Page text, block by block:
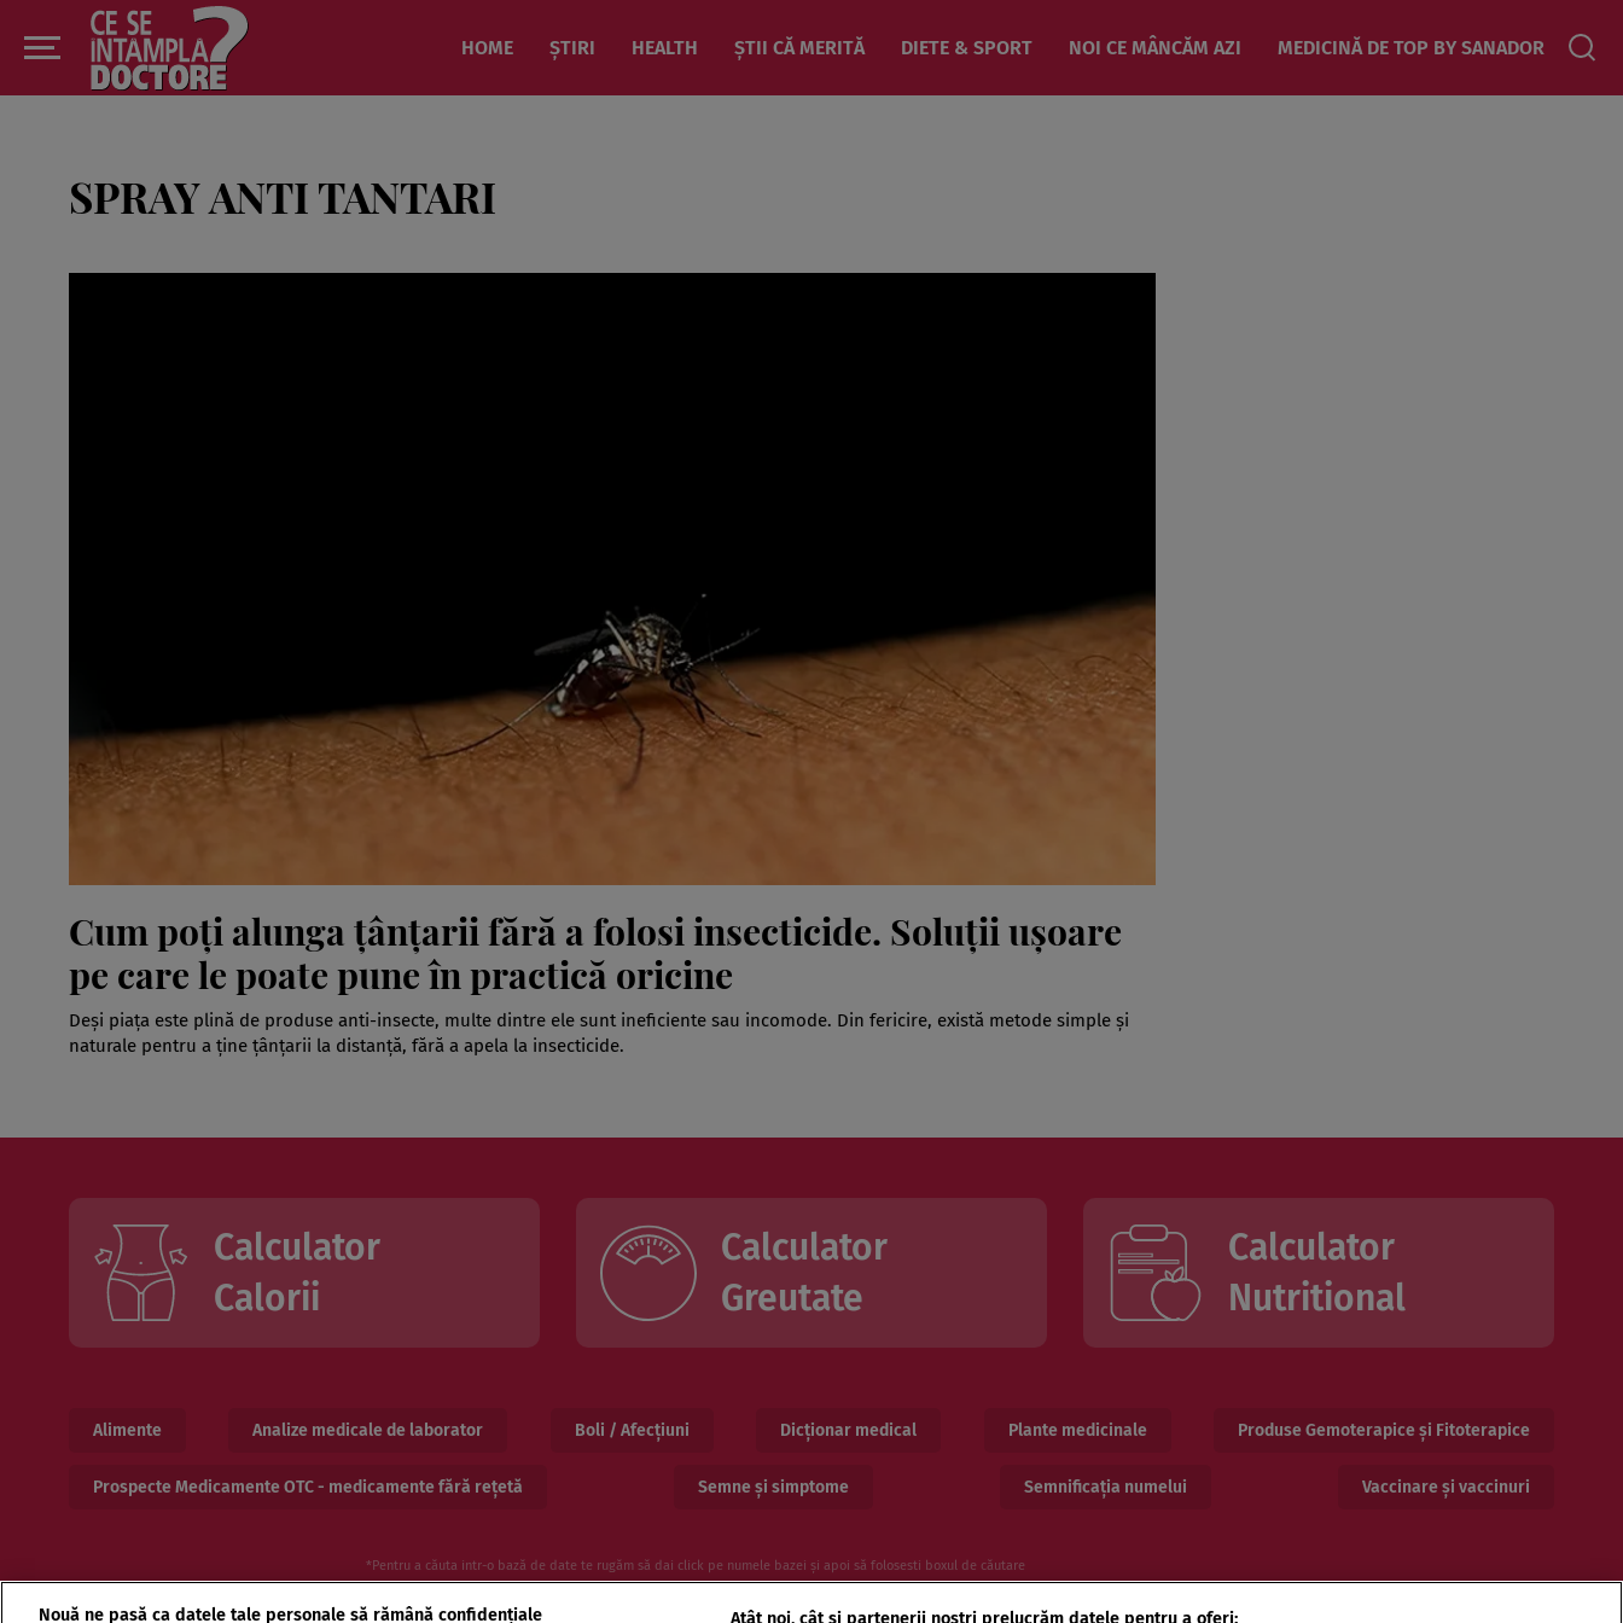
HOME ȘTIRI HEALTH ȘTII CĂ MERITĂ DIETE & SPORT NOI CE MÂNCĂM AZI MEDICINĂ DE TOP BY SANADOR
SPRAY ANTI TANTARI
Cum poți alunga țânțarii fără a folosi insecticide. Soluții ușoare
pe care le poate pune în practică oricine
Deși piața este plină de produse anti-insecte, multe dintre ele sunt ineficiente sau incomode. Din fericire, există metode simple și
naturale pentru a ține țânțarii la distanță, fără a apela la insecticide.
Calculator
Calorii
Calculator
Greutate
Calculator
Nutritional
Alimente Analize medicale de laborator Boli / Afecțiuni Dicționar medical Plante medicinale Produse Gemoterapice și Fitoterapice
Prospecte Medicamente OTC - medicamente fără rețetă Semne și simptome Semnificația numelui Vaccinare și vaccinuri
*Pentru a căuta intr-o bază de date te rugăm să dai click pe numele bazei și apoi să folosesti boxul de căutare
Nouă ne pasă ca datele tale personale să rămână confidențiale Atât noi, cât și partenerii noștri prelucrăm datele pentru a oferi: